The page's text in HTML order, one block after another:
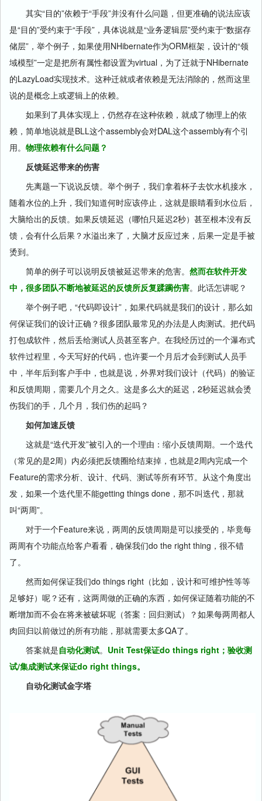
其实“目的”依赖于“手段”并没有什么问题，但更准确的说法应该
是“目的”受约束于“手段”，具体说就是“业务逻辑层”受约束于“数据存
储层”，举个例子，如果使用NHibernate作为ORM框架，设计的“领
域模型”一定是把所有属性都设置为virtual，为了迁就于NHibernate
的LazyLoad实现技术。这种迁就或者依赖是无法消除的，然而这里
说的是概念上或逻辑上的依赖。
如果到了具体实现上，仍然存在这种依赖，就成了物理上的依
赖，简单地说就是BLL这个assembly会对DAL这个assembly有个引
用。 物理依赖有什么问题？
反馈延迟带来的伤害
先离题一下说说反馈。举个例子，我们拿着杯子去饮水机接水，
随着水位的上升，我们知道何时应该停止，这就是眼睛看到水位后，
大脑给出的反馈。如果反馈延迟（哪怕只延迟2秒）甚至根本没有反
馈，会有什么后果？水溢出来了，大脑才反应过来，后果一定是手被
烫到。
简单的例子可以说明反馈被延迟带来的危害。 然而在软件开发
中，很多团队不断地被延迟的反馈所反复蹂躏伤害。此话怎讲呢？
举个例子吧，“代码即设计”，如果代码就是我们的设计，那么如
何保证我们的设计正确？很多团队最常见的办法是人肉测试。把代码
打包成软件，然后丢给测试人员甚至客户。在我经历过的一个瀑布式
软件过程里，今天写好的代码，也许要一个月后才会到测试人员手
中，半年后到客户手中，也就是说，外界对我们设计（代码）的验证
和反馈周期，需要几个月之久。这是多么大的延迟，2秒延迟就会烫
伤我们的手，几个月，我们伤的起吗？
如何加速反馈
这就是“迭代开发”被引入的一个理由：缩小反馈周期。一个迭代
（常见的是2周）内必须把反馈圈给结束掉，也就是2周内完成一个
Feature的需求分析、设计、代码、测试等所有环节。从这个角度出
发，如果一个迭代里不能getting things done，那不叫迭代，那就
叫“两周”。
对于一个Feature来说，两周的反馈周期是可以接受的，毕竟每
两周有个功能点给客户看看，确保我们do the right thing，很不错
了。
然而如何保证我们do things right（比如，设计和可维护性等等
足够好）呢？还有，这两周做的正确的东西，如何保证随着功能的不
断增加而不会在将来被破坏呢（答案：回归测试）？如果每两周都人
肉回归以前做过的所有功能，那就需要太多QA了。
答案就是自动化测试。 Unit Test保证do things right；验收测
试/集成测试来保证do right things。
自动化测试金字塔